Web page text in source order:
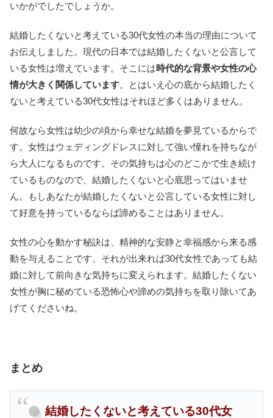
いかがでしたでしょうか。
結婚したくないと考えている30代女性の本当の理由について
お伝えしました。現代の日本では結婚したくないと公言して
いる女性は増えています。そこには時代的な背景や女性の心
情が大きく関係しています。とはいえ心の底から結婚したく
ないと考えている30代女性はそれほど多くはありません。
何故なら女性は幼少の頃から幸せな結婚を夢見ているからで
す。女性はウェディングドレスに対して強い憧れを持ちなが
ら大人になるものです。その気持ちは心のどこかで生き続け
ているものなので、結婚したくないと心底思ってはいませ
ん。もしあなたが結婚したくないと公言している女性に対し
て好意を持っているならば諦めることはありません。
女性の心を動かす秘訣は、精神的な安静と幸福感から来る感
動を与えることです。それが出来れば30代女性であっても結
婚に対して前向きな気持ちに変えられます。結婚したくない
女性が胸に秘めている恐怖心や諦めの気持ちを取り除いてあ
げてくださいね。
まとめ
結婚したくないと考えている30代女